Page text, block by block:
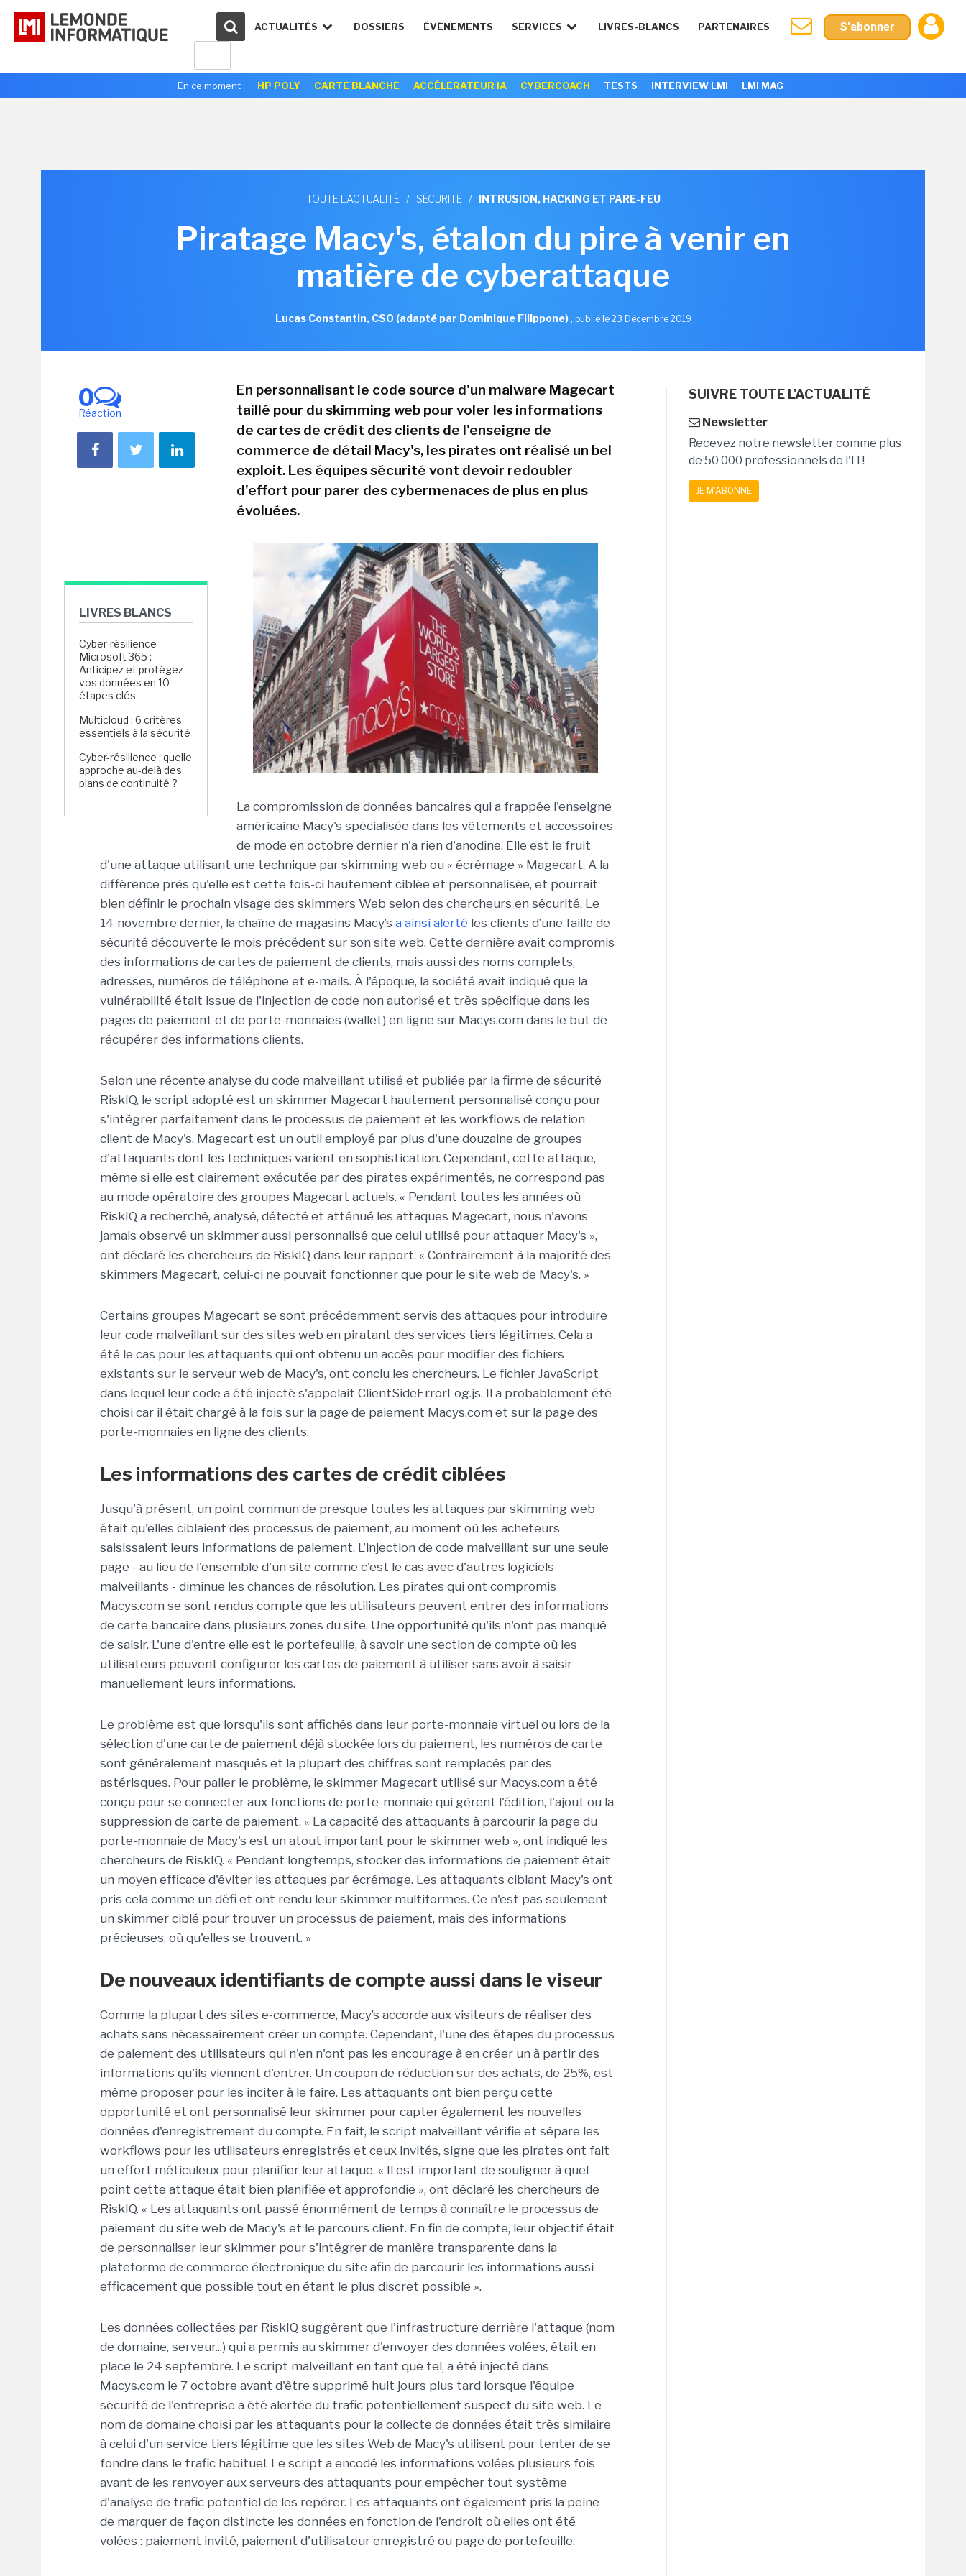
ACTUALITÉS DOSSIERS ÉVÉNEMENTS SERVICES LIVRES-BLANCS PARTENAIRES S'abonner
En ce moment : HP POLY CARTE BLANCHE ACCÉLERATEUR IA CYBERCOACH TESTS INTERVIEW LMI LMI MAG
TOUTE L'ACTUALITÉ / SÉCURITÉ / INTRUSION, HACKING ET PARE-FEU
Piratage Macy's, étalon du pire à venir en
matière de cyberattaque
Lucas Constantin, CSO (adapté par Dominique Filippone), publié le 23 Décembre 2019
0
Réaction
LIVRES BLANCS
Cyber-résilience
Microsoft 365 :
Anticipez et protégez
vos données en 10
étapes clés
Multicloud : 6 critères
essentiels à la sécurité
Cyber-résilience : quelle
approche au-delà des
plans de continuité ?
En personnalisant le code source d'un malware Magecart
taillé pour du skimming web pour voler les informations
de cartes de crédit des clients de l'enseigne de
commerce de détail Macy's, les pirates ont réalisé un bel
exploit. Les équipes sécurité vont devoir redoubler
d'effort pour parer des cybermenaces de plus en plus
évoluées.
La compromission de données bancaires qui a frappée l'enseigne
américaine Macy's spécialisée dans les vêtements et accessoires
de mode en octobre dernier n'a rien d'anodine. Elle est le fruit
d'une attaque utilisant une technique par skimming web ou « écrémage » Magecart. A la
différence près qu'elle est cette fois-ci hautement ciblée et personnalisée, et pourrait
bien définir le prochain visage des skimmers Web selon des chercheurs en sécurité. Le
14 novembre dernier, la chaîne de magasins Macy’s a ainsi alerté les clients d’une faille de
sécurité découverte le mois précédent sur son site web. Cette dernière avait compromis
des informations de cartes de paiement de clients, mais aussi des noms complets,
adresses, numéros de téléphone et e-mails. À l'époque, la société avait indiqué que la
vulnérabilité était issue de l'injection de code non autorisé et très spécifique dans les
pages de paiement et de porte-monnaies (wallet) en ligne sur Macys.com dans le but de
récupérer des informations clients.
Selon une récente analyse du code malveillant utilisé et publiée par la firme de sécurité
RiskIQ, le script adopté est un skimmer Magecart hautement personnalisé conçu pour
s'intégrer parfaitement dans le processus de paiement et les workflows de relation
client de Macy's. Magecart est un outil employé par plus d'une douzaine de groupes
d'attaquants dont les techniques varient en sophistication. Cependant, cette attaque,
même si elle est clairement exécutée par des pirates expérimentés, ne correspond pas
au mode opératoire des groupes Magecart actuels. « Pendant toutes les années où
RiskIQ a recherché, analysé, détecté et atténué les attaques Magecart, nous n'avons
jamais observé un skimmer aussi personnalisé que celui utilisé pour attaquer Macy's »,
ont déclaré les chercheurs de RiskIQ dans leur rapport. « Contrairement à la majorité des
skimmers Magecart, celui-ci ne pouvait fonctionner que pour le site web de Macy's. »
Certains groupes Magecart se sont précédemment servis des attaques pour introduire
leur code malveillant sur des sites web en piratant des services tiers légitimes. Cela a
été le cas pour les attaquants qui ont obtenu un accès pour modifier des fichiers
existants sur le serveur web de Macy's, ont conclu les chercheurs. Le fichier JavaScript
dans lequel leur code a été injecté s'appelait ClientSideErrorLog.js. Il a probablement été
choisi car il était chargé à la fois sur la page de paiement Macys.com et sur la page des
porte-monnaies en ligne des clients.
Les informations des cartes de crédit ciblées
Jusqu'à présent, un point commun de presque toutes les attaques par skimming web
était qu'elles ciblaient des processus de paiement, au moment où les acheteurs
saisissaient leurs informations de paiement. L'injection de code malveillant sur une seule
page - au lieu de l'ensemble d'un site comme c'est le cas avec d'autres logiciels
malveillants - diminue les chances de résolution. Les pirates qui ont compromis
Macys.com se sont rendus compte que les utilisateurs peuvent entrer des informations
de carte bancaire dans plusieurs zones du site. Une opportunité qu'ils n'ont pas manqué
de saisir. L'une d'entre elle est le portefeuille, à savoir une section de compte où les
utilisateurs peuvent configurer les cartes de paiement à utiliser sans avoir à saisir
manuellement leurs informations.
Le problème est que lorsqu'ils sont affichés dans leur porte-monnaie virtuel ou lors de la
sélection d'une carte de paiement déjà stockée lors du paiement, les numéros de carte
sont généralement masqués et la plupart des chiffres sont remplacés par des
astérisques. Pour palier le problème, le skimmer Magecart utilisé sur Macys.com a été
conçu pour se connecter aux fonctions de porte-monnaie qui gèrent l'édition, l'ajout ou la
suppression de carte de paiement. « La capacité des attaquants à parcourir la page du
porte-monnaie de Macy's est un atout important pour le skimmer web », ont indiqué les
chercheurs de RiskIQ. « Pendant longtemps, stocker des informations de paiement était
un moyen efficace d'éviter les attaques par écrémage. Les attaquants ciblant Macy's ont
pris cela comme un défi et ont rendu leur skimmer multiformes. Ce n'est pas seulement
un skimmer ciblé pour trouver un processus de paiement, mais des informations
précieuses, où qu'elles se trouvent. »
De nouveaux identifiants de compte aussi dans le viseur
Comme la plupart des sites e-commerce, Macy’s accorde aux visiteurs de réaliser des
achats sans nécessairement créer un compte. Cependant, l'une des étapes du processus
de paiement des utilisateurs qui n'en n'ont pas les encourage à en créer un à partir des
informations qu'ils viennent d'entrer. Un coupon de réduction sur des achats, de 25%, est
même proposer pour les inciter à le faire. Les attaquants ont bien perçu cette
opportunité et ont personnalisé leur skimmer pour capter également les nouvelles
données d'enregistrement du compte. En fait, le script malveillant vérifie et sépare les
workflows pour les utilisateurs enregistrés et ceux invités, signe que les pirates ont fait
un effort méticuleux pour planifier leur attaque. « Il est important de souligner à quel
point cette attaque était bien planifiée et approfondie », ont déclaré les chercheurs de
RiskIQ. « Les attaquants ont passé énormément de temps à connaître le processus de
paiement du site web de Macy's et le parcours client. En fin de compte, leur objectif était
de personnaliser leur skimmer pour s'intégrer de manière transparente dans la
plateforme de commerce électronique du site afin de parcourir les informations aussi
efficacement que possible tout en étant le plus discret possible ».
Les données collectées par RiskIQ suggèrent que l'infrastructure derrière l'attaque (nom
de domaine, serveur...) qui a permis au skimmer d'envoyer des données volées, était en
place le 24 septembre. Le script malveillant en tant que tel, a été injecté dans
Macys.com le 7 octobre avant d'être supprimé huit jours plus tard lorsque l'équipe
sécurité de l'entreprise a été alertée du trafic potentiellement suspect du site web. Le
nom de domaine choisi par les attaquants pour la collecte de données était très similaire
à celui d'un service tiers légitime que les sites Web de Macy's utilisent pour tenter de se
fondre dans le trafic habituel. Le script a encodé les informations volées plusieurs fois
avant de les renvoyer aux serveurs des attaquants pour empêcher tout système
d'analyse de trafic potentiel de les repérer. Les attaquants ont également pris la peine
de marquer de façon distincte les données en fonction de l'endroit où elles ont été
volées : paiement invité, paiement d'utilisateur enregistré ou page de portefeuille.
SUIVRE TOUTE L'ACTUALITÉ
Newsletter
Recevez notre newsletter comme plus
de 50 000 professionnels de l'IT!
JE M'ABONNE